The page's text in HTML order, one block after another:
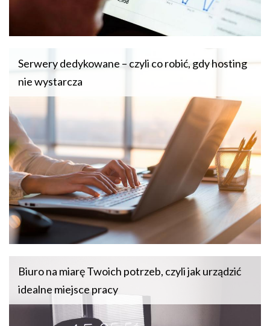
Serwery dedykowane – czyli co robić, gdy hosting
nie wystarcza
Biuro na miarę Twoich potrzeb, czyli jak urządzić
idealne miejsce pracy